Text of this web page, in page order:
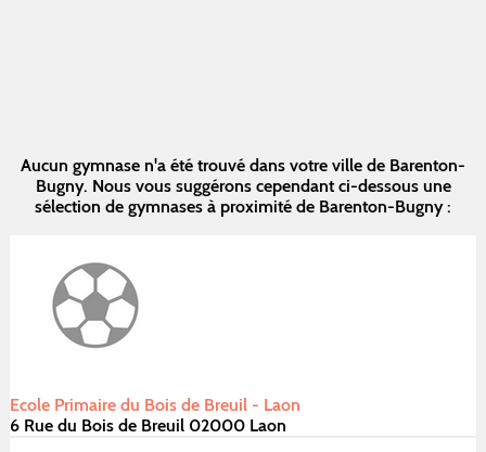
Aucun gymnase n'a été trouvé dans votre ville de Barenton-
Bugny. Nous vous suggérons cependant ci-dessous une
sélection de gymnases à proximité de Barenton-Bugny :
Ecole Primaire du Bois de Breuil - Laon
6 Rue du Bois de Breuil 02000 Laon